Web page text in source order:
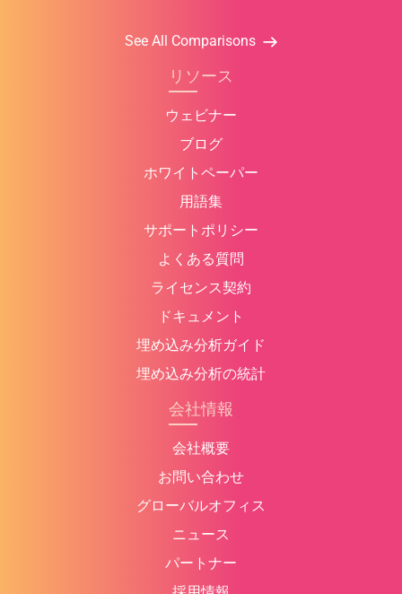
See All Comparisons
リソース
ウェビナー
ブログ
ホワイトペーパー
用語集
サポートポリシー
よくある質問
ライセンス契約
ドキュメント
埋め込み分析ガイド
埋め込み分析の統計
会社情報
会社概要
お問い合わせ
グローバルオフィス
ニュース
パートナー